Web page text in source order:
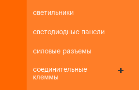
светильники
светодиодные панели
силовые разъемы
соединительные
клеммы